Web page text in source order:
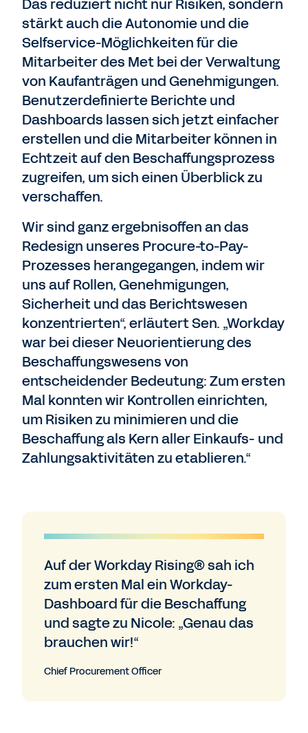
Das reduziert nicht nur Risiken, sondern
stärkt auch die Autonomie und die
Selfservice-Möglichkeiten für die
Mitarbeiter des Met bei der Verwaltung
von Kaufanträgen und Genehmigungen.
Benutzerdefinierte Berichte und
Dashboards lassen sich jetzt einfacher
erstellen und die Mitarbeiter können in
Echtzeit auf den Beschaffungsprozess
zugreifen, um sich einen Überblick zu
verschaffen.
Wir sind ganz ergebnisoffen an das
Redesign unseres Procure-to-Pay-
Prozesses herangegangen, indem wir
uns auf Rollen, Genehmigungen,
Sicherheit und das Berichtswesen
konzentrierten“, erläutert Sen. „Workday
war bei dieser Neuorientierung des
Beschaffungswesens von
entscheidender Bedeutung: Zum ersten
Mal konnten wir Kontrollen einrichten,
um Risiken zu minimieren und die
Beschaffung als Kern aller Einkaufs- und
Zahlungsaktivitäten zu etablieren.“
Auf der Workday Rising® sah ich
zum ersten Mal ein Workday-
Dashboard für die Beschaffung
und sagte zu Nicole: „Genau das
brauchen wir!“
Chief Procurement Officer